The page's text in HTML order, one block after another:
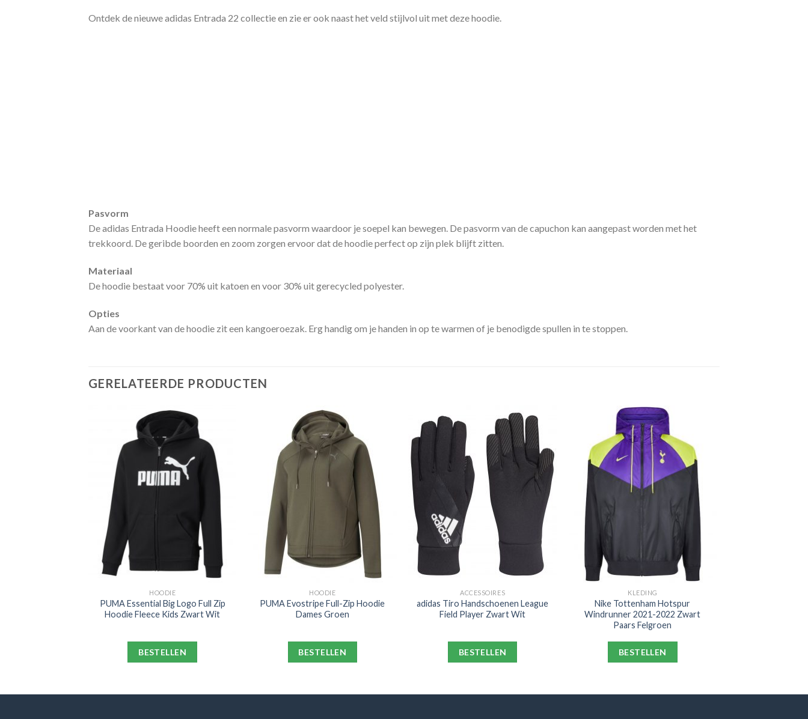
Ontdek de nieuwe adidas Entrada 22 collectie en zie er ook naast het veld stijlvol uit met deze hoodie.
Pasvorm
De adidas Entrada Hoodie heeft een normale pasvorm waardoor je soepel kan bewegen. De pasvorm van de capuchon kan aangepast worden met het
trekkoord. De geribde boorden en zoom zorgen ervoor dat de hoodie perfect op zijn plek blijft zitten.
Materiaal
De hoodie bestaat voor 70% uit katoen en voor 30% uit gerecycled polyester.
Opties
Aan de voorkant van de hoodie zit een kangoeroezak. Erg handig om je handen in op te warmen of je benodigde spullen in te stoppen.
GERELATEERDE PRODUCTEN
HOODIE
PUMA Essential Big Logo Full Zip
Hoodie Fleece Kids Zwart Wit
BESTELLEN
HOODIE
PUMA Evostripe Full-Zip Hoodie
Dames Groen
BESTELLEN
ACCESSOIRES
adidas Tiro Handschoenen League
Field Player Zwart Wit
BESTELLEN
KLEDING
Nike Tottenham Hotspur
Windrunner 2021-2022 Zwart
Paars Felgroen
BESTELLEN